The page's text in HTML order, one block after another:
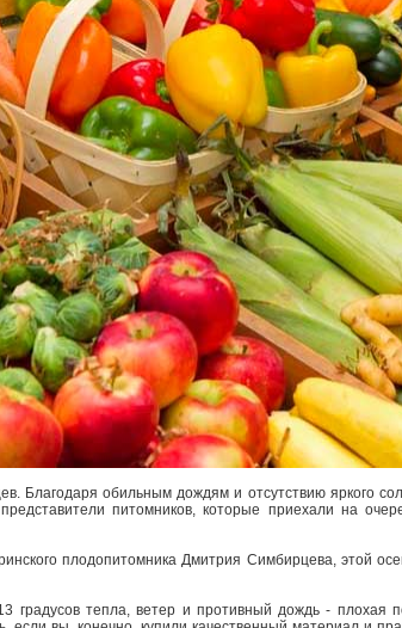
Благодаря обильным дождям и отсутствию яркого
питомников, которые приехали на
плодопитомника Дмитрия Симбирцева, этой
градусов тепла, ветер и противный дождь - плохая